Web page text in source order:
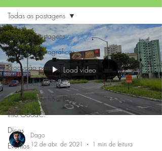
Todas as postagens
Produções fotográficas
Produção para web
Produções gráficas
Produção de front light
Info GoodC.
Dicas
Eventos
Todas as postagens
Load video
Dago
12 de abr. de 2021
1 min de leitura